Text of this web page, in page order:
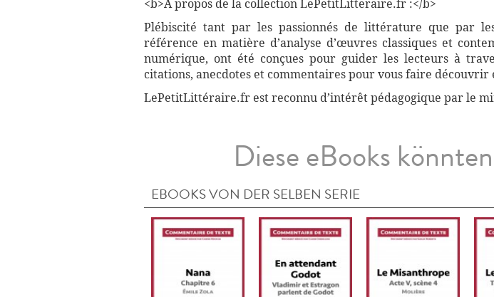
<b>À propos de la collection LePetitLitteraire.fr :</b>
Plébiscité tant par les passionnés de littérature que par
référence en matière d’analyse d’œuvres classiques et
numérique, ont été conçues pour guider les lecteurs à
citations, anecdotes et commentaires pour vous faire
LePetitLittéraire.fr est reconnu d’intérêt pédagogique par le
Diese eBooks
EBOOKS VON DER SELBEN SERIE